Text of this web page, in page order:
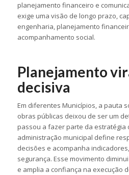
planejamento financeiro e
exige uma visão de longo prazo,
engenharia, planejamento
acompanhamento social.
Planejamento
decisiva
Em diferentes Municípios, a pauta
obras públicas deixou de ser um
passou a fazer parte da estratégia
administração municipal define
decisões e acompanha
segurança. Esse movimento
e amplia a confiança na execução